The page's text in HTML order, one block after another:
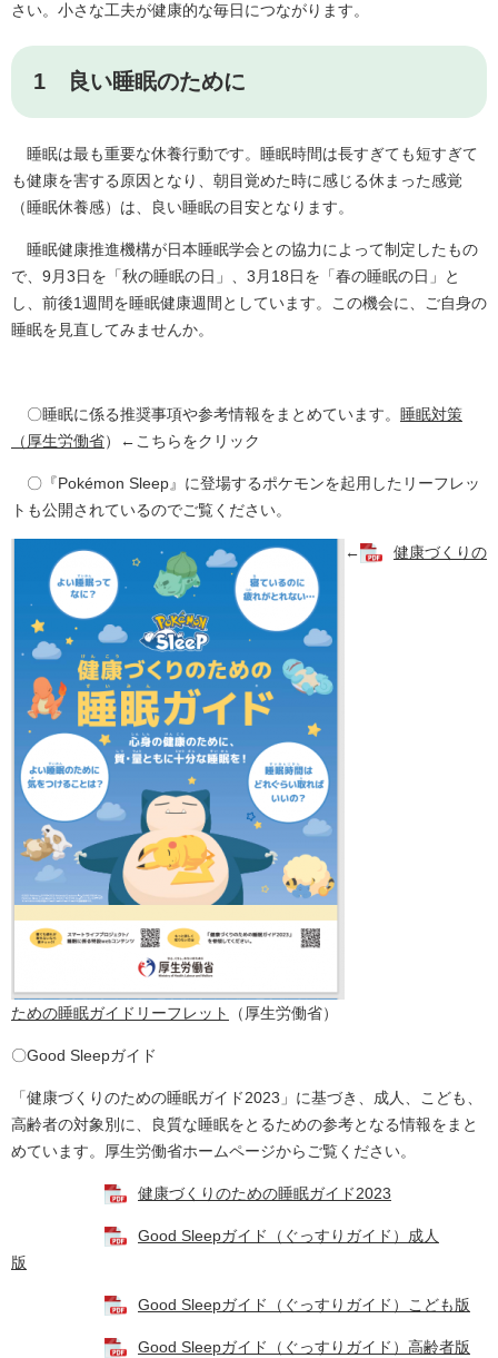
さい。小さな工夫が健康的な毎日につながります。
1 良い睡眠のために
睡眠は最も重要な休養行動です。睡眠時間は長すぎても短すぎて
も健康を害する原因となり、朝目覚めた時に感じる休まった感覚
（睡眠休養感）は、良い睡眠の目安となります。
睡眠健康推進機構が日本睡眠学会との協力によって制定したもの
で、9月3日を「秋の睡眠の日」、3月18日を「春の睡眠の日」と
し、前後1週間を睡眠健康週間としています。この機会に、ご自身の
睡眠を見直してみませんか。
〇睡眠に係る推奨事項や参考情報をまとめています。 睡眠対策
（厚生労働省）←こちらをクリック
〇『Pokémon Sleep』に登場するポケモンを起用したリーフレッ
トも公開されているのでご覧ください。
← 健康づくりの
ための睡眠ガイドリーフレット （厚生労働省）
​〇Good Sleepガイド
「健康づくりのための睡眠ガイド2023」に基づき、成人、こども、
高齢者の対象別に、良質な睡眠をとるための参考となる情報をまと
めています。厚生労働省ホームページからご覧ください。
健康づくりのための睡眠ガイド2023
Good Sleepガイド（ぐっすりガイド）成人
版
Good Sleepガイド（ぐっすりガイド）こども版
Good Sleepガイド（ぐっすりガイド）高齢者版